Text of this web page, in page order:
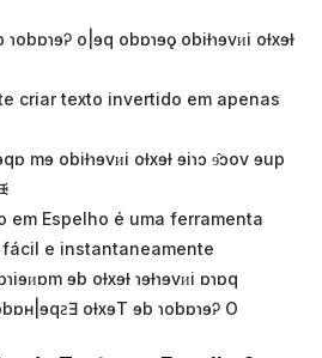
o|ɘq obɒɿɘǫ obiƚɿɘvᴎi oƚxɘƚ
criar texto invertido em apenas
mɘ obiƚɿɘvᴎi oƚxɘƚ ɘiɿɔ ɘ̂ɔov ɘup
em Espelho é uma ferramenta
e instantaneamente
ɘb oƚxɘƚ ɿɘƚɿɘvᴎi ɒɿɒq
oƚxɘT ɘb ɿobɒɿɘᎮ O